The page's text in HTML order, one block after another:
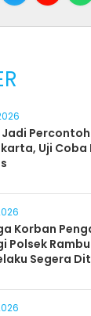
Uji Coba
Korban
Polsek
Segera